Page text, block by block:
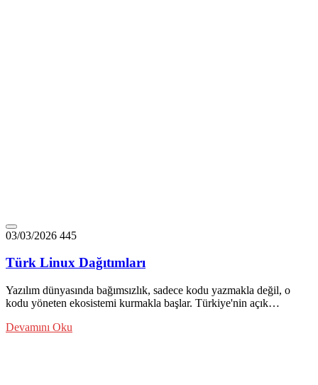
03/03/2026 445
Türk Linux Dağıtımları
Yazılım dünyasında bağımsızlık, sadece kodu yazmakla değil, o
kodu yöneten ekosistemi kurmakla başlar. Türkiye'nin açık…
Devamını Oku